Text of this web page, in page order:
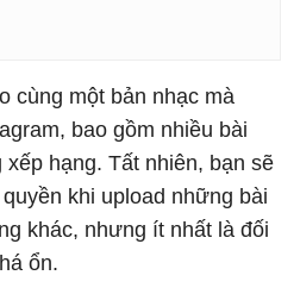
cùng một bản nhạc mà
bao gồm nhiều bài
hạng. Tất nhiên, bạn sẽ
khi upload những bài
khác, nhưng ít nhất là đối
ổn.